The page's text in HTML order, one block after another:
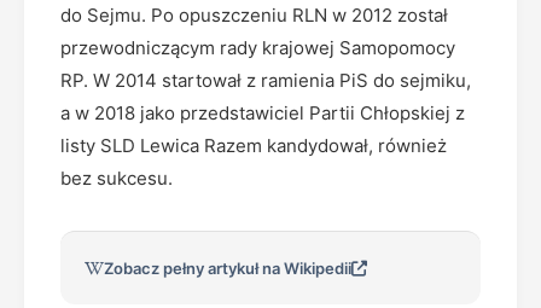
do Sejmu. Po opuszczeniu RLN w 2012 został
przewodniczącym rady krajowej Samopomocy
RP. W 2014 startował z ramienia PiS do sejmiku,
a w 2018 jako przedstawiciel Partii Chłopskiej z
listy SLD Lewica Razem kandydował, również
bez sukcesu.
Zobacz pełny artykuł na Wikipedii